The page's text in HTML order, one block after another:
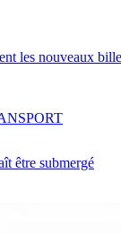
les nouveaux
être submergé